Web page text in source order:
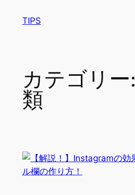
TIPS
カテゴリー:
類